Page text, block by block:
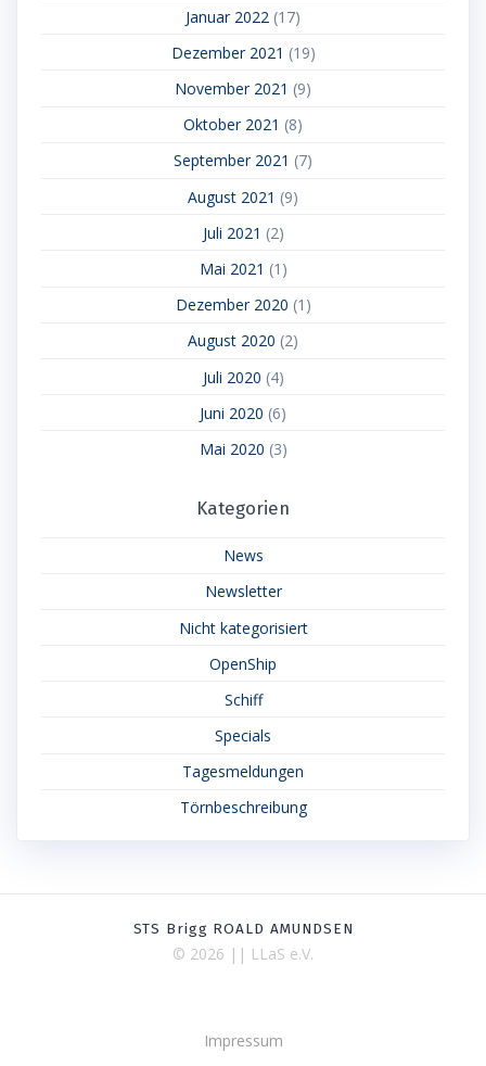
Januar 2022 (17)
Dezember 2021 (19)
November 2021 (9)
Oktober 2021 (8)
September 2021 (7)
August 2021 (9)
Juli 2021 (2)
Mai 2021 (1)
Dezember 2020 (1)
August 2020 (2)
Juli 2020 (4)
Juni 2020 (6)
Mai 2020 (3)
Kategorien
News
Newsletter
Nicht kategorisiert
OpenShip
Schiff
Specials
Tagesmeldungen
Törnbeschreibung
STS Brigg ROALD AMUNDSEN
© 2026 || LLaS e.V.
Impressum